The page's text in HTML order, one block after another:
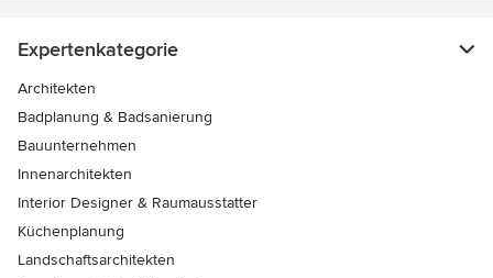
Expertenkategorie
Architekten
Badplanung & Badsanierung
Bauunternehmen
Innenarchitekten
Interior Designer & Raumausstatter
Küchenplanung
Landschaftsarchitekten